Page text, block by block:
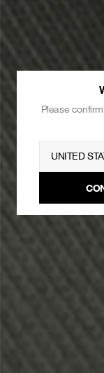
Please
UNITED